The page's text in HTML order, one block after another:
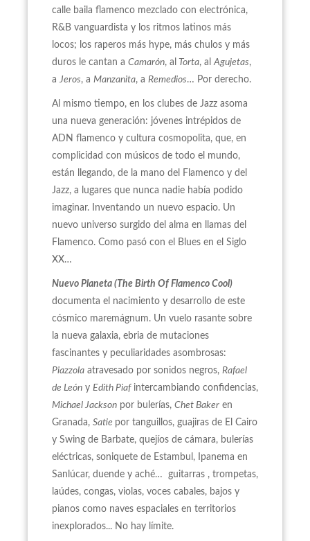
calle baila flamenco mezclado con electrónica,
R&B vanguardista y los ritmos latinos más
locos; los raperos más hype, más chulos y más
duros le cantan a Camarón, al Torta, alAgujetas,
a Jeros, a Manzanita, a Remedios… Por derecho.
Al mismo tiempo, en los clubes de Jazz asoma
una nueva generación: jóvenes intrépidos de
ADN flamenco y cultura cosmopolita, que, en
complicidad con músicos de todo el mundo,
están llegando, de la mano del Flamenco y del
Jazz, a lugares que nunca nadie había podido
imaginar. Inventando un nuevo espacio. Un
nuevo universo surgido del alma en llamas del
Flamenco. Como pasó con el Blues en el Siglo
XX…
Nuevo Planeta (The Birth Of Flamenco Cool)
documenta el nacimiento y desarrollo de este
cósmico maremágnum. Un vuelo rasante sobre
la nueva galaxia, ebria de mutaciones
fascinantes y peculiaridades asombrosas:
Piazzola atravesado por sonidos negros, Rafael
de León y Edith Piafintercambiando confidencias,
Michael Jackson por bulerías, Chet Baker en
Granada, Satie por tanguillos, guajiras de El Cairo
y Swing de Barbate, quejíos de cámara, bulerías
eléctricas, soniquete de Estambul, Ipanema en
Sanlúcar, duende y aché… guitarras , trompetas,
laúdes, congas, violas, voces cabales, bajos y
pianos como naves espaciales en territorios
inexplorados... No hay límite.